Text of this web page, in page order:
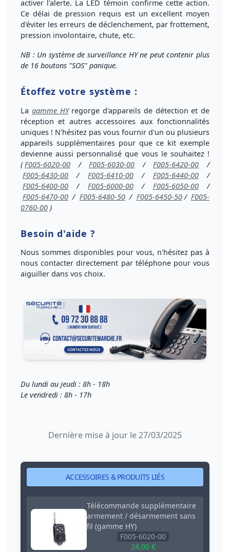
ACCESSOIRES & PRODUITS LIÉS
Télécommande supplémentaire
armement / désarmement sans
fil (gamme HY)
F005-6020-00
24,00 €
activer l'alerte. La LED témoin confirme cette action.
Ce délai de pression requis est un excellent moyen
d'éviter les erreurs de déclenchement, par frottement,
pression involontaire, chute, etc.
NB : Un système de surveillance HY ne peut contenir plus
de 16 boutons "SOS" panique.
Étoffez votre système :
La gamme HYregorge d'appareils de détection et de
réception et autres accessoires aux fonctionnalités
uniques ! N'hésitez pas vous fournir d'un ou plusieurs
appareils supplémentaires pour que ce kit exemple
devienne aussi personnalisé que vous le souhaitez !
( F005-6020-00 / F005-6030-00 / F005-6420-00
/
F005-6430-00
/ F005-6410-00 / F005-6440-00
/
F005-6400-00
/ F005-6000-00 / F005-6050-00
/
F005-6470-00 / F005-6480-50 / F005-6450-50 / F005-
0760-00 )
Besoin d'aide ?
Nous sommes disponibles pour vous, n'hésitez pas à
nouscontacter directement par téléphonepour vous
aiguiller dans vos choix.
Du lundi au jeudi : 8h - 18h
Le vendredi : 8h - 17h
Dernière mise à jour le 27/03/2025